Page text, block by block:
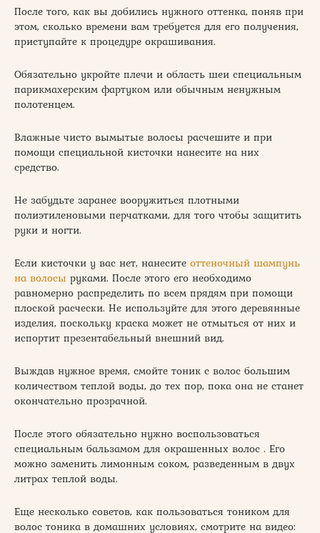
После того, как вы добились нужного оттенка, поняв при
этом, сколько времени вам требуется для его получения,
приступайте к процедуре окрашивания.
Обязательно укройте плечи и область шеи специальным
парикмахерским фартуком или обычным ненужным
полотенцем.
Влажные чисто вымытые волосы расчешите и при
помощи специальной кисточки нанесите на них
средство.
Не забудьте заранее вооружиться плотными
полиэтиленовыми перчатками, для того чтобы защитить
руки и ногти.
Если кисточки у вас нет, нанесите оттеночный шампунь
на волосы руками. После этого его необходимо
равномерно распределить по всем прядям при помощи
плоской расчески. Не используйте для этого деревянные
изделия, поскольку краска может не отмыться от них и
испортит презентабельный внешний вид.
Выждав нужное время, смойте тоник с волос большим
количеством теплой воды, до тех пор, пока она не станет
окончательно прозрачной.
После этого обязательно нужно воспользоваться
специальным бальзамом для окрашенных волос . Его
можно заменить лимонным соком, разведенным в двух
литрах теплой воды.
Еще несколько советов, как пользоваться тоником для
волос тоника в домашних условиях, смотрите на видео: